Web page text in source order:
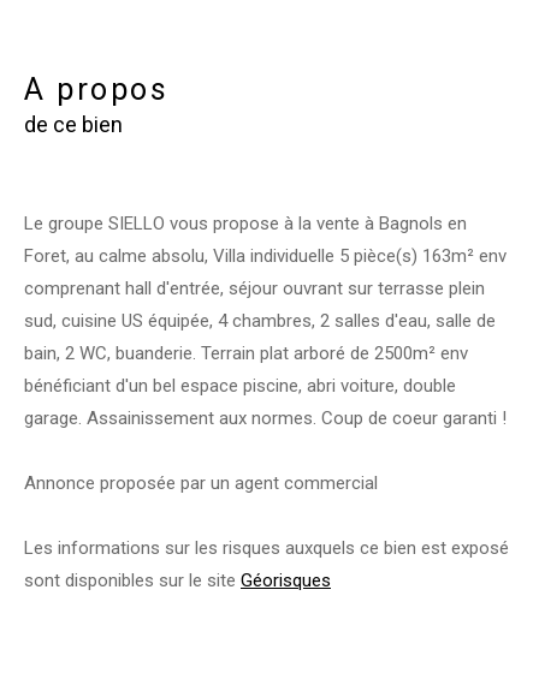
a propos
de ce bien
Le groupe SIELLO vous propose à la vente à Bagnols en
Foret, au calme absolu, Villa individuelle 5 pièce(s) 163m² env
comprenant hall d'entrée, séjour ouvrant sur terrasse plein
sud, cuisine US équipée, 4 chambres, 2 salles d'eau, salle de
bain, 2 WC, buanderie. Terrain plat arboré de 2500m² env
bénéficiant d'un bel espace piscine, abri voiture, double
garage. Assainissement aux normes. Coup de coeur garanti !
Annonce proposée par un agent commercial
Les informations sur les risques auxquels ce bien est exposé
sont disponibles sur le site Géorisques